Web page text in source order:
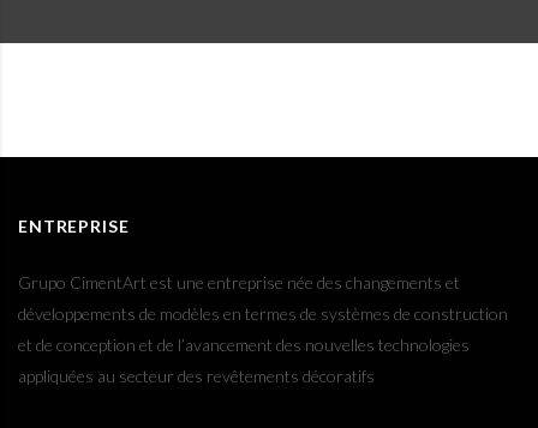
ENTREPRISE
Grupo CimentArt est une entreprise née des changements et
développements de modèles en termes de systèmes de construction
et de conception et de l’avancement des nouvelles technologies
appliquées au secteur des revêtements décoratifs